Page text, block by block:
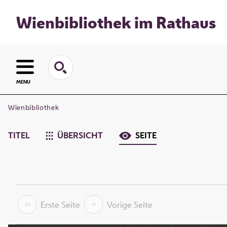
Wienbibliothek im Rathaus
MENU
Wienbibliothek
TITEL ÜBERSICHT SEITE
Erste Seite Vorige Seite